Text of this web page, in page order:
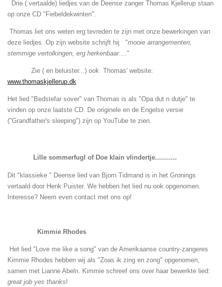
Drie ( vertaalde) liedjes van de Deense zanger Thomas Kjellerup staan
op onze CD "Fiebeldekwinten".
Thomas liet ons weten erg tevreden te zijn met onze bewerkingen van
deze liedjes. Op zijn website schrijft hij "mooie arrangementen,
stemmige vertolkingen, erg herkenbaar...."
Zie ( en beluister...) ook Thomas' website:
www.thomaskjellerup.dk
Het lied "Bedstefar sover" van Thomas is als "Opa dut n dutje" te
vinden op onze laatste CD. De originele en de Engelse versie
("Grandfather's sleeping") zijn op YouTube te zien.
Lille sommerfugl of Doe klain vlindertje...........
Dit "klassieke " Deense lied van Bjorn Tidmand is in het Gronings
vertaald door Henk Puister. We hebben het lied nu ook opgenomen.
Interesse? Neem even contact met ons op!
Kimmie Rhodes
Het lied "Love me like a song" van de Amerikaanse country-zangeres
Kimmie Rhodes hebben wij als "Zoas ik zing en zong" opgenomen,
samen met Lianne Abeln. Kimmie schreef ons over haar bewerkte lied:
great job yes thanks!